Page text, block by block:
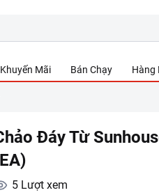
Khuyến Mãi Bán Chạy Hàng
Đáy Từ
5 Lượt xem